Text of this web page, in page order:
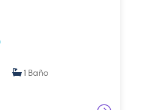
1 Baño